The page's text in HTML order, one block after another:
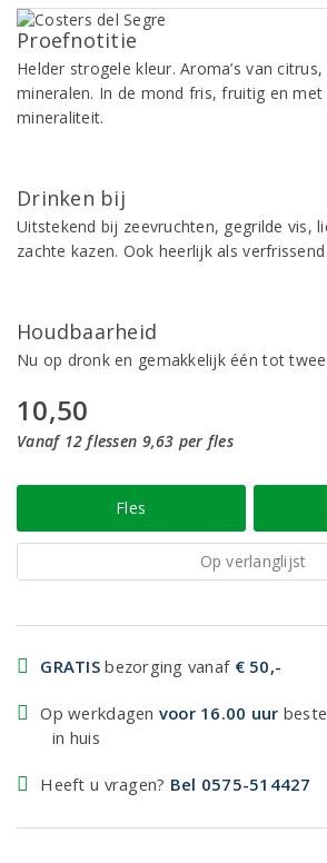
Proefnotitie
Helder strogele kleur. Aroma’s van
mineralen. In de mond fris, fruitig en met
mineraliteit.
Drinken bij
Uitstekend bij zeevruchten, gegrilde vis,
zachte kazen. Ook heerlijk als
Houdbaarheid
Nu op dronk en gemakkelijk één tot
10,50
Vanaf 12 flessen 9,63 per fles
Fles
Op verlanglijst
GRATIS bezorging vanaf € 50,-
Op werkdagen voor 16.00 uur
in huis
Heeft u vragen? Bel 0575-514427